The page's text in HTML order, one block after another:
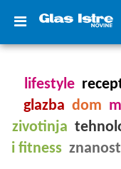
lifestyle
glazba dom
zivotinja
i fitness znanost